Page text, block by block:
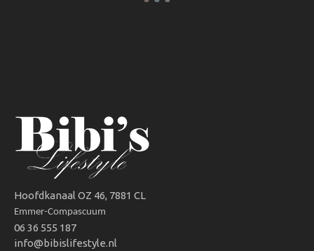
Hoofdkanaal OZ 46, 7881 CL
Emmer-Compascuum
06 36 555 187
info@bibislifestyle.nl